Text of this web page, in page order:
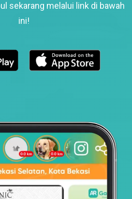
sekarang melalui link di bawah
ini!